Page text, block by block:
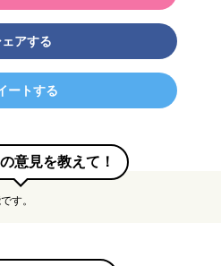
ェアする
ートする
意見を教えて！
す。